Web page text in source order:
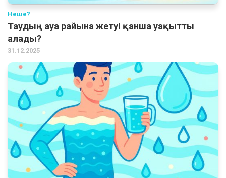
Неше?
Таудың ауа райына жетуі қанша уақытты
алады?
31.12.2025